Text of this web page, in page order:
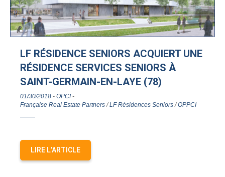
LF RÉSIDENCE SENIORS ACQUIERT UNE
RÉSIDENCE SERVICES SENIORS À
SAINT-GERMAIN-EN-LAYE (78)
01/30/2018 - OPCI-
Française Real Estate Partners /LF Résidences Seniors /OPPCI
LIRE L’ARTICLE